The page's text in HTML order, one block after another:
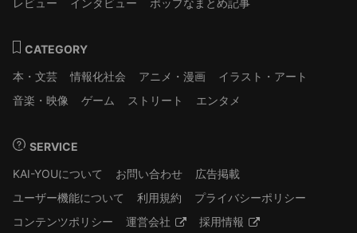
CATEGORY
本・文芸
情報化社会 アニメ・漫画
イラスト・アート
音楽・映像
ゲーム ストリート エンタメ
SERVICE
KAI-YOUについて
お問い合わせ
広告掲載
ユーザー機能について
利用規約
プライバシーポリシー
コンテンツポリシー
運営会社 採用情報